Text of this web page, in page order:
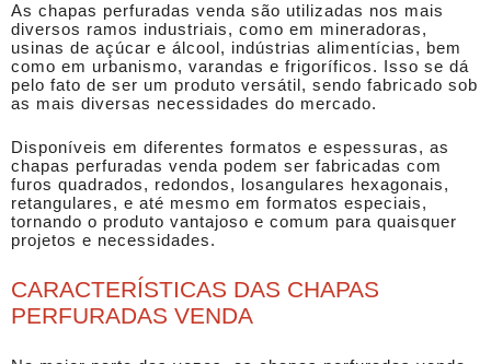
As chapas perfuradas venda são utilizadas nos mais
diversos ramos industriais, como em mineradoras,
usinas de açúcar e álcool, indústrias alimentícias, bem
como em urbanismo, varandas e frigoríficos. Isso se dá
pelo fato de ser um produto versátil, sendo fabricado sob
as mais diversas necessidades do mercado.
Disponíveis em diferentes formatos e espessuras, as
chapas perfuradas venda podem ser fabricadas com
furos quadrados, redondos, losangulares hexagonais,
retangulares, e até mesmo em formatos especiais,
tornando o produto vantajoso e comum para quaisquer
projetos e necessidades.
CARACTERÍSTICAS DAS CHAPAS
PERFURADAS VENDA